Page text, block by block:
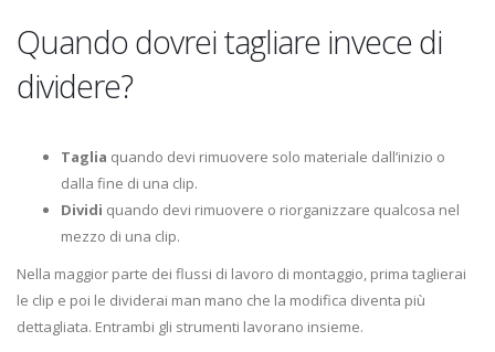
Quando dovrei tagliare invece di
dividere?
Taglia quando devi rimuovere solo materiale dall’inizio o
dalla fine di una clip.
Dividi quando devi rimuovere o riorganizzare qualcosa nel
mezzo di una clip.
Nella maggior parte dei flussi di lavoro di montaggio, prima taglierai
le clip e poi le dividerai man mano che la modifica diventa più
dettagliata. Entrambi gli strumenti lavorano insieme.